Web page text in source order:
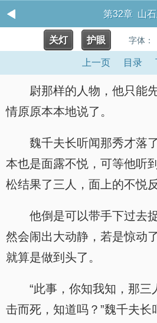
第32章 山
关灯 护眼 字体：
上一页 目录
尉那样的人物，他只能
情原原本本地说了。
魏千夫长听闻那秀才落
本也是面露不悦，可等他听
松结果了三人，面上的不悦
他倒是可以带手下过去
然会闹出大动静，若是惊动
就算是做到头了。
“此事，你知我知，那
击而死，知道吗？”魏千夫长